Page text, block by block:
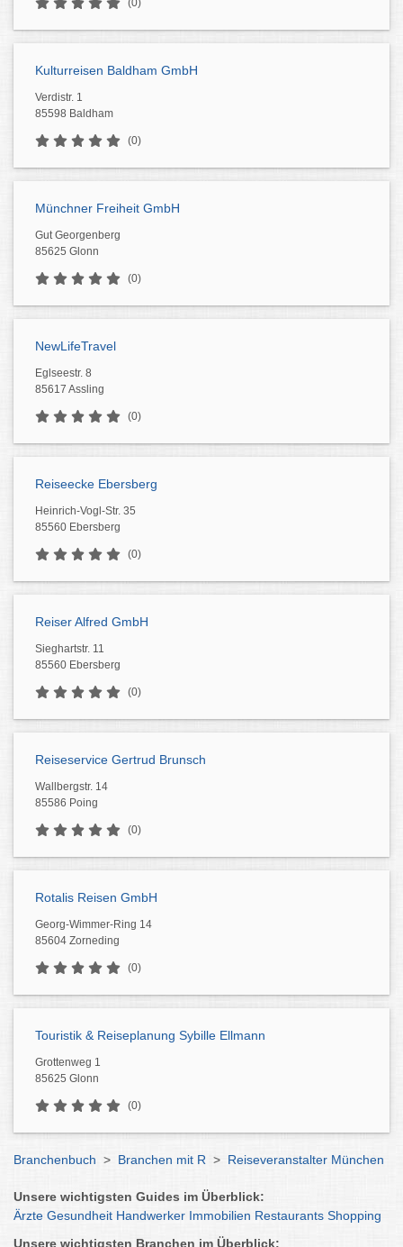
(0)
Kulturreisen Baldham GmbH
Verdistr. 1
85598 Baldham
(0)
Münchner Freiheit GmbH
Gut Georgenberg
85625 Glonn
(0)
NewLifeTravel
Eglseestr. 8
85617 Assling
(0)
Reiseecke Ebersberg
Heinrich-Vogl-Str. 35
85560 Ebersberg
(0)
Reiser Alfred GmbH
Sieghartstr. 11
85560 Ebersberg
(0)
Reiseservice Gertrud Brunsch
Wallbergstr. 14
85586 Poing
(0)
Rotalis Reisen GmbH
Georg-Wimmer-Ring 14
85604 Zorneding
(0)
Touristik & Reiseplanung Sybille Ellmann
Grottenweg 1
85625 Glonn
(0)
Branchenbuch > Branchen mit R > Reiseveranstalter München
Unsere wichtigsten Guides im Überblick:
Ärzte Gesundheit Handwerker Immobilien Restaurants Shopping
Unsere wichtigsten Branchen im Überblick: